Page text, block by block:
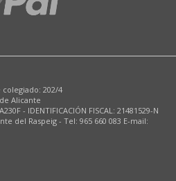
colegiado: 202/4
Alicante
- IDENTIFICACIÓN FISCAL: 21481529-N
del Raspeig - Tel: 965 660 083 E-mail: